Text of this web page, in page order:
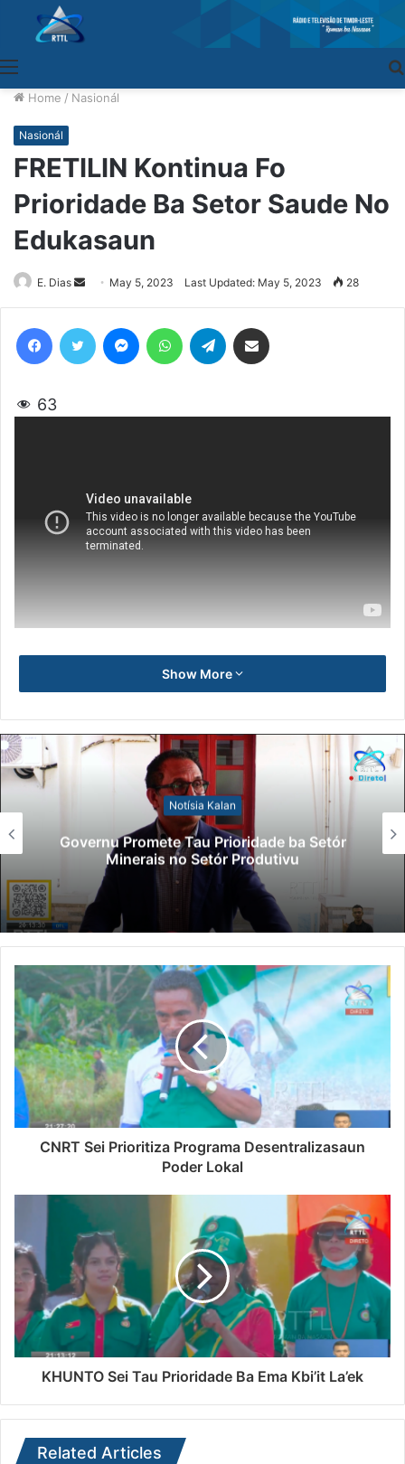
Home / Nasionál
Nasionál
FRETILIN Kontinua Fo
Prioridade Ba Setor Saude No
Edukasaun
E. Dias
Send
an
May 5, 2023 Last Updated: May 5, 2023 28
63
Show More
Notísia Kalan
Governu Promete Tau Prioridade ba Setór
Minerais no Setór Produtivu
CNRT Sei Prioritiza Programa Desentralizasaun
Poder Lokal
KHUNTO Sei Tau Prioridade Ba Ema Kbi’it La’ek
Related Articles